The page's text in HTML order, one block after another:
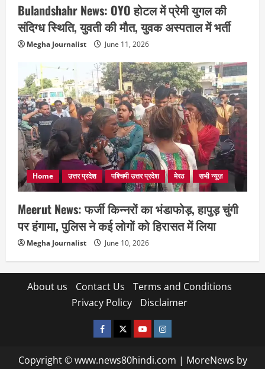
Bulandshahr News: OYO होटल में प्रेमी युगल की
संदिग्ध स्थिति, युवती की मौत, युवक अस्पताल में भर्ती
Megha Journalist June 11, 2026
Home उत्तर प्रदेश पश्चिमी उत्तर प्रदेश मेरठ सभी न्यूज़
Meerut News: फर्जी किन्नरों का भंडाफोड़, हापुड़ चुंगी
पर हंगामा, पुलिस ने कई लोगों को हिरासत में लिया
Megha Journalist June 10, 2026
About us Contact Us
Terms and Conditions
Privacy Policy
Disclaimer
facebooktwitterYOUTUBE
instagram
Copyright © www.news80hindi.com | MoreNews by